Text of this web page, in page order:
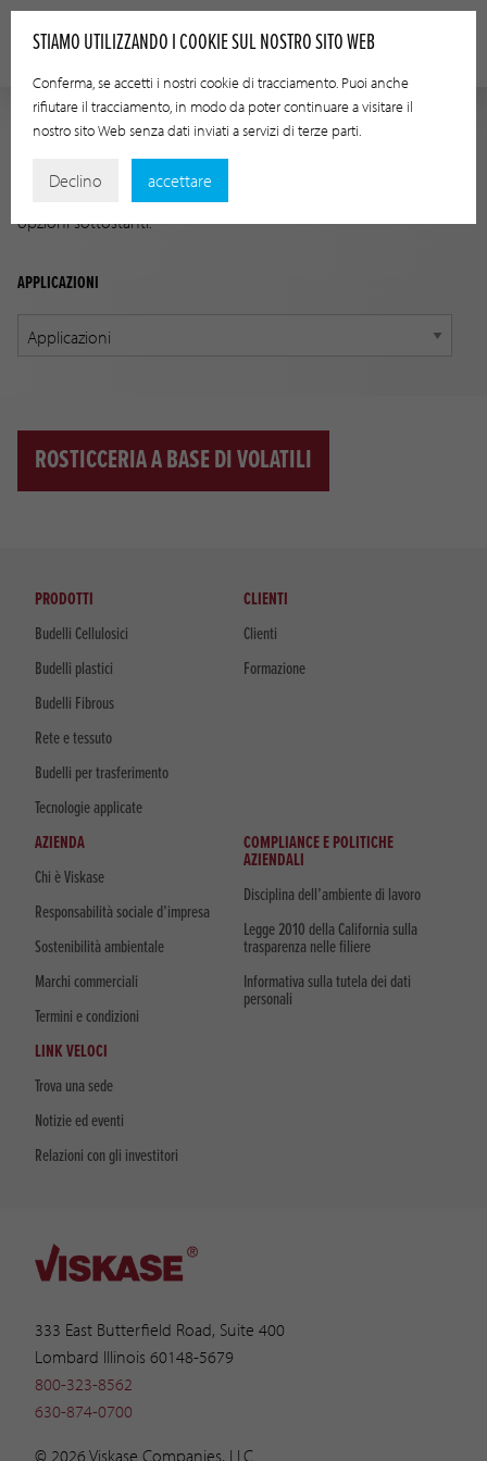
Trova il prodotto giusto per la tua applicazione usando le
opzioni sottostanti.
APPLICAZIONI
ROSTICCERIA A BASE DI VOLATILI
333 East Butterfield Road, Suite 400
Lombard Illinois 60148-5679
800-323-8562
630-874-0700
© 2026 Viskase Companies, LLC
PRODOTTI
Budelli Cellulosici
Budelli plastici
Budelli Fibrous
Rete e tessuto
Budelli per trasferimento
Tecnologie applicate
CLIENTI
Clienti
Formazione
AZIENDA
Chi è Viskase
Responsabilità sociale d’impresa
Sostenibilità ambientale
Marchi commerciali
Termini e condizioni
COMPLIANCE E POLITICHE
AZIENDALI
Disciplina dell’ambiente di lavoro
Legge 2010 della California sulla
trasparenza nelle filiere
Informativa sulla tutela dei dati
personali
LINK VELOCI
Trova una sede
Notizie ed eventi
Relazioni con gli investitori
STIAMO UTILIZZANDO I COOKIE SUL NOSTRO SITO WEB
Conferma, se accetti i nostri cookie di tracciamento. Puoi anche
rifiutare il tracciamento, in modo da poter continuare a visitare il
nostro sito Web senza dati inviati a servizi di terze parti.
Declino accettare